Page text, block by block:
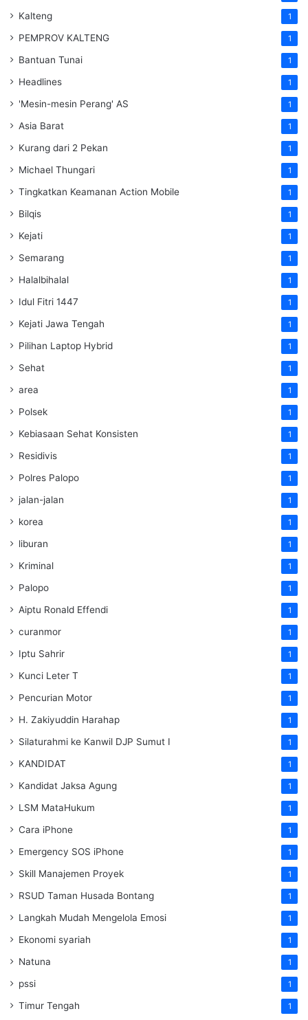
Kalteng 1
PEMPROV KALTENG 1
Bantuan Tunai 1
Headlines 1
'Mesin-mesin Perang' AS 1
Asia Barat 1
Kurang dari 2 Pekan 1
Michael Thungari 1
Tingkatkan Keamanan Action Mobile 1
Bilqis 1
Kejati 1
Semarang 1
Halalbihalal 1
Idul Fitri 1447 1
Kejati Jawa Tengah 1
Pilihan Laptop Hybrid 1
Sehat 1
area 1
Polsek 1
Kebiasaan Sehat Konsisten 1
Residivis 1
Polres Palopo 1
jalan-jalan 1
korea 1
liburan 1
Kriminal 1
Palopo 1
Aiptu Ronald Effendi 1
curanmor 1
Iptu Sahrir 1
Kunci Leter T 1
Pencurian Motor 1
H. Zakiyuddin Harahap 1
Silaturahmi ke Kanwil DJP Sumut I 1
KANDIDAT 1
Kandidat Jaksa Agung 1
LSM MataHukum 1
Cara iPhone 1
Emergency SOS iPhone 1
Skill Manajemen Proyek 1
RSUD Taman Husada Bontang 1
Langkah Mudah Mengelola Emosi 1
Ekonomi syariah 1
Natuna 1
pssi 1
Timur Tengah 1